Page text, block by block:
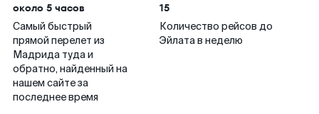
около 5 часов
Самый быстрый
прямой перелет из
Мадрида туда и
обратно, найденный на
нашем сайте за
последнее время
15
Количество рейсов до
Эйлата в неделю